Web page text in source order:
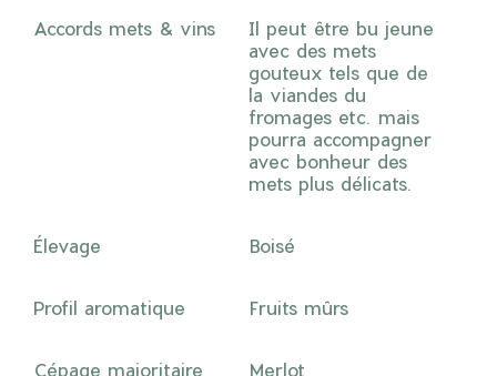
Accords mets & vins
Il peut être bu jeune
avec des mets
gouteux tels que de
la viandes du
fromages etc. mais
pourra accompagner
avec bonheur des
mets plus délicats.
Élevage Boisé
Profil aromatique Fruits mûrs
Cépage majoritaire Merlot